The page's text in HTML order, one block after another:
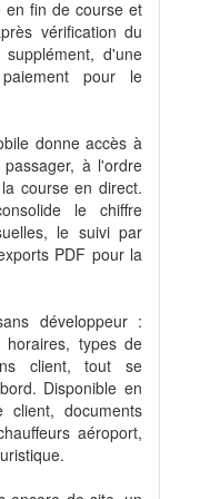
en fin de course et
vérification du
d'une
pour le
donne accès à
à l'ordre
course en direct.
le chiffre
le suivi par
PDF pour la
développeur :
horaires, types de
client, tout se
Disponible en
documents
aéroport,